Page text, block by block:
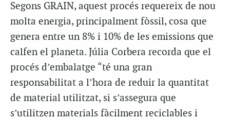
Segons GRAIN, aquest procés requereix de nou
molta energia, principalment fòssil, cosa que
genera entre un 8% i 10% de les emissions que
calfen el planeta. Júlia Corbera recorda que el
procés d’embalatge “té una gran
responsabilitat a l’hora de reduir la quantitat
de material utilitzat, si s’assegura que
s’utilitzen materials fàcilment reciclables i